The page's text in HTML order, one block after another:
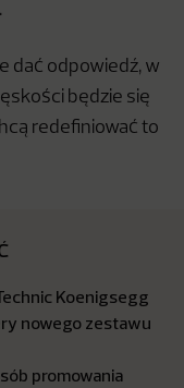
dać odpowiedź, w
będzie się
redefiniować to
Koenigsegg
nowego zestawu
promowania